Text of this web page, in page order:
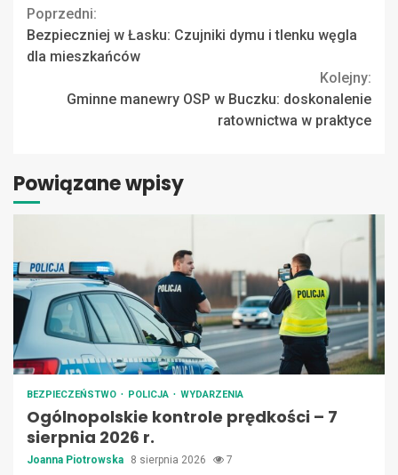
Continue
Reading
Poprzedni:
Bezpieczniej w Łasku: Czujniki dymu i tlenku węgla
dla mieszkańców
Kolejny:
Gminne manewry OSP w Buczku: doskonalenie
ratownictwa w praktyce
Powiązane wpisy
BEZPIECZEŃSTWO POLICJA WYDARZENIA
Ogólnopolskie kontrole prędkości – 7
sierpnia 2026 r.
Joanna Piotrowska 8 sierpnia 2026 7